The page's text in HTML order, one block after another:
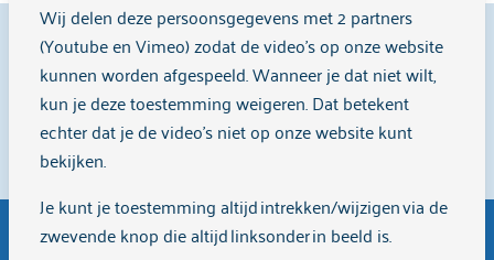
Cliënten beoordelen ons met een9,1opZorgkaart
Nederland.
9,1
Wij delen deze persoonsgegevens met 2 partners
(Youtube en Vimeo) zodat de video's op onze website
kunnen worden afgespeeld. Wanneer je dat niet wilt,
kun je deze toestemming weigeren. Dat betekent
echter dat je de video’s niet op onze website kunt
bekijken.
Je kunt je toestemming altijd intrekken/wijzigen via de
zwevende knop die altijd linksonder in beeld is.